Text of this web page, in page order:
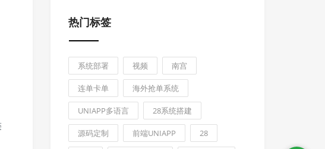
热门标签
系统部署 视频 南宫
连单卡单 海外抢单系统
UNIAPP多语言 28系统搭建
源码定制 前端UNIAPP 28